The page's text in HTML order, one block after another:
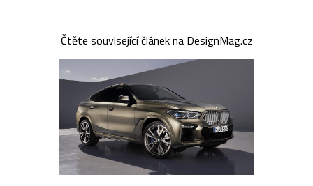
Čtěte související článek na DesignMag.cz